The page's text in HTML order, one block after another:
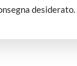
desiderato.